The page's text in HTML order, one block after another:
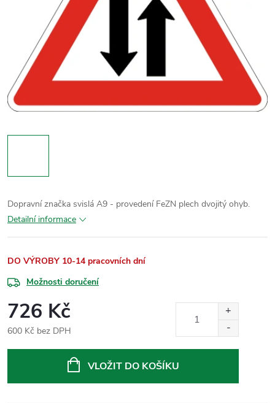
Dopravní značka svislá A9 - provedení FeZN plech dvojitý ohyb.
Detailní informace
DO VÝROBY 10-14 pracovních dní
Možnosti doručení
726 Kč
600 Kč bez DPH
VLOŽIT DO KOŠÍKU